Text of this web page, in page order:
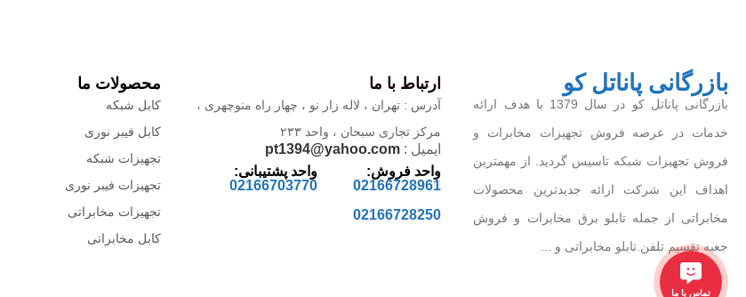
بازرگانی پاناتل کو
بازرگانی پاناتل کو در سال 1379 با هدف ارائه
خدمات در عرصه فروش تجهیزات مخابرات و
فروش تجهیزات شبکه تاسیس گردید. از مهمترین
اهداف این شرکت ارائه جدیدترین محصولات
مخابراتی از جمله تابلو برق مخابرات و فروش
جعبه تقسیم تلفن.تابلو مخابراتی و ...
ارتباط با ما
آدرس : تهران ، لاله زار نو ، چهار راه منوچهری ،
مرکز تجاری سبحان ، واحد ۲۳۳
ایمیل : pt1394@yahoo.com
واحد فروش:
02166728961
02166728250
واحد پشتیبانی:
02166703770
محصولات ما
کابل شبکه
کابل فیبر نوری
تجهیزات شبکه
تجهیزات فیبر نوری
تجهیزات مخابراتی
کابل مخابراتی
تماس با ما